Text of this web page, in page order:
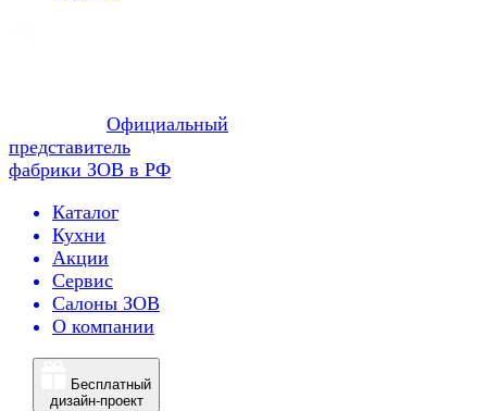
Официальный
представитель
фабрики ЗОВ в РФ
Каталог
Кухни
Акции
Сервис
Салоны ЗОВ
О компании
Бесплатный
дизайн-проект